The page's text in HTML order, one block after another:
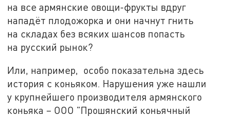
на все армянские овощи-фрукты вдруг
нападёт плодожорка и они начнут гнить
на складах без всяких шансов попасть
на русский рынок?
Или, например, особо показательна здесь
история с коньяком. Нарушения уже нашли
у крупнейшего производителя армянского
коньяка – ООО "Прошянский коньячный